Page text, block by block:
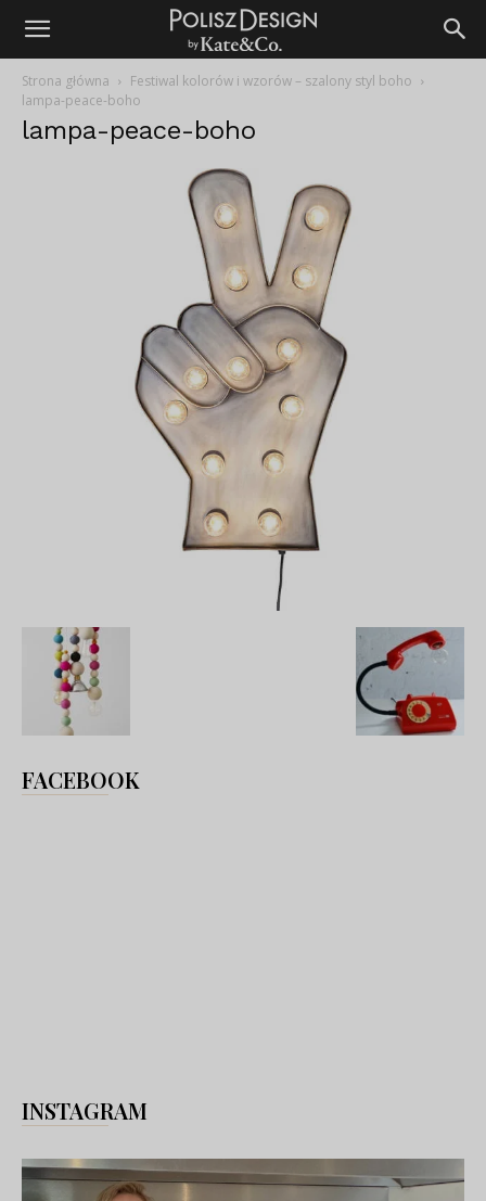
Strona główna
Festiwal kolorów i wzorów – szalony styl boho
lampa-peace-boho
lampa-peace-boho
FACEBOOK
INSTAGRAM